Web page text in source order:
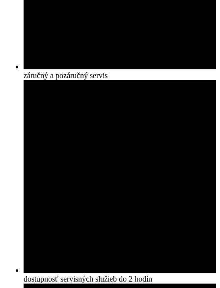
záručný a pozáručný servis
dostupnosť servisných služieb do 2 hodín